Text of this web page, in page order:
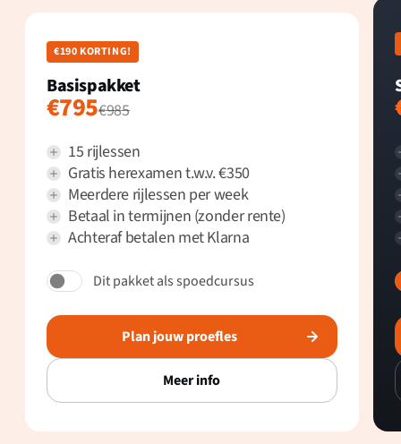
€190 KORTING!
Basispakket
€795€985
15 rijlessen
Gratis herexamen t.w.v. €350
Meerdere rijlessen per week
Betaal in termijnen (zonder rente)
Achteraf betalen met Klarna
Dit pakket als spoedcursus
Plan jouw proefles
Meer info